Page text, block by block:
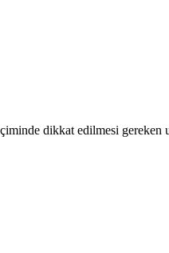
dikkat edilmesi gereken